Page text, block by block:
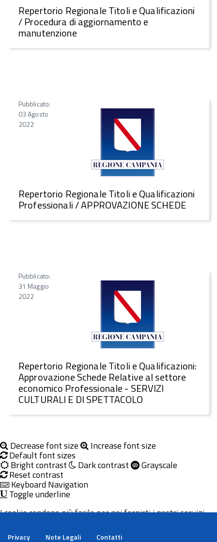
Repertorio Regionale Titoli e Qualificazioni
/ Procedura di aggiornamento e
manutenzione
Pubblicato:
03 Agosto
2022
Repertorio Regionale Titoli e Qualificazioni
Professionali / APPROVAZIONE SCHEDE
Pubblicato:
31 Maggio
2022
Repertorio Regionale Titoli e Qualificazioni:
Approvazione Schede Relative al settore
economico Professionale - SERVIZI
CULTURALI E DI SPETTACOLO
Decrease font size Increase font size
Default font sizes
Bright contrast Dark contrast Grayscale
Reset contrast
Keyboard Navigation
Toggle underline
Privacy Note Legali Contatti
I cookie rendono più facile per noi fornirti i nostri servizi.
cookie.